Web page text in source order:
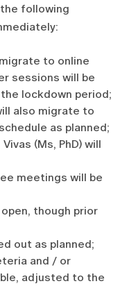
the following
to online
sessions will be
lockdown period;
also migrate to
as planned;
(Ms, PhD) will
meetings will be
though prior
out as planned;
and / or
adjusted to the